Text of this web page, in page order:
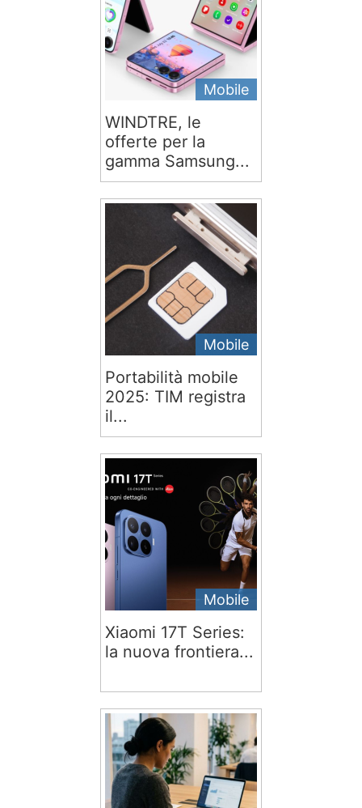
Mobile
WINDTRE, le
offerte per la
gamma Samsung...
Mobile
Portabilità mobile
2025: TIM registra
il...
Mobile
Xiaomi 17T Series:
la nuova frontiera...